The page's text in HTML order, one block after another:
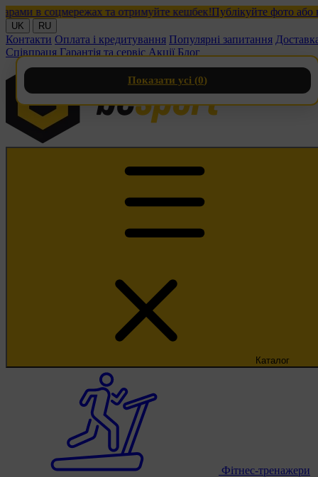
в соцмережах та отримуйте кешбек!Публікуйте фото або
UK RU
Контакти Оплата і кредитування Популярні запитання
Співпраця Гарантія та сервіс Акції Блог
Каталог
Фітнес-тренажери
Показати усі (0)